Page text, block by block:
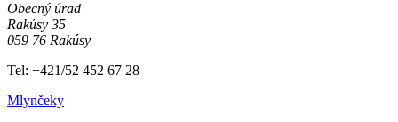
Obecný úrad
Rakúsy 35
059 76 Rakúsy
Tel: +421/52 452 67 28
Mlynčeky